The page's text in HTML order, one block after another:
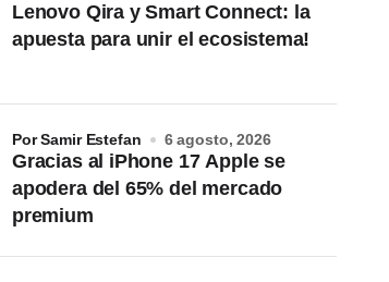
Lenovo Qira y Smart Connect: la
apuesta para unir el ecosistema!
Gracias al iPhone 17 Apple se
apodera del 65% del mercado
premium
por Samir Estefan 6 agosto, 2026